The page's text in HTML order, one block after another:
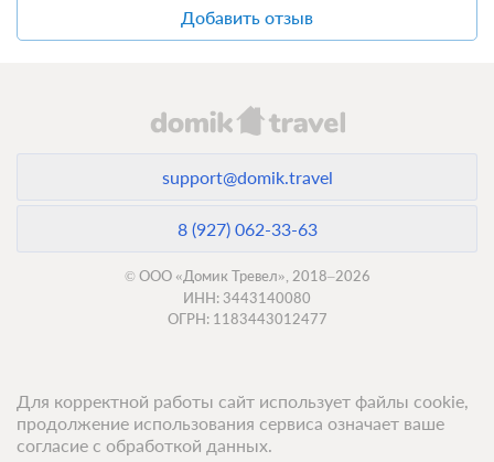
Добавить отзыв
support@domik.travel
8 (927) 062-33-63
© ООО «Домик Тревел», 2018–2026
ИНН: 3443140080
ОГРН: 1183443012477
Для корректной работы сайт использует файлы cookie,
продолжение использования сервиса означает ваше
согласие с обработкой данных.